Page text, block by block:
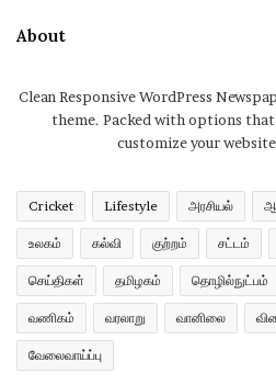
About
Clean Responsive WordPress
theme. Packed with options
customize your
Cricket Lifestyle அரசியல்
உலகம் கல்வி குற்றம் சட்டம்
செய்திகள் தமிழகம் தொழில்நுட்பம்
வணிகம் வரலாறு வானிலை
வேலைவாய்ப்பு